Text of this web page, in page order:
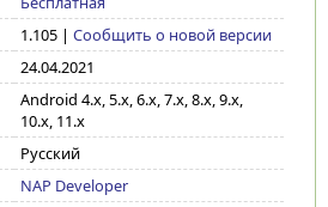
1.105| Сообщить о новой версии
24.04.2021
Android 4.x, 5.x, 6.x, 7.x, 8.x, 9.x,
10.x, 11.x
Русский
NAP Developer